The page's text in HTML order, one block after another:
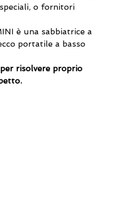
o fornitori
è una sabbiatrice a
portatile a basso
risolvere proprio